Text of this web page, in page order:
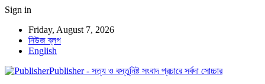
Sign in
Friday, August 7, 2026
নিউজ ব্লগ
English
Publisher - সত্য ও বস্তুনিষ্ট সংবাদ প্রচারে সর্বদা সোচ্চার